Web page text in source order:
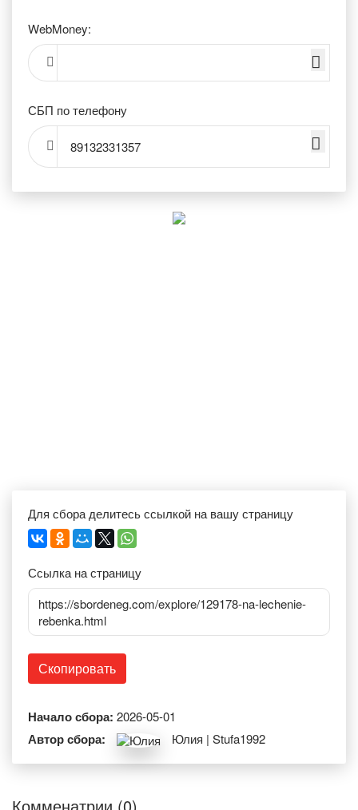
WebMoney:
СБП по телефону
89132331357
Для сбора делитесь ссылкой на вашу страницу
Ссылка на страницу
https://sbordeneg.com/explore/129178-na-lechenie-
rebenka.html
Скопировать
Начало сбора: 2026-05-01
Автор сбора: Юлия | Stufa1992